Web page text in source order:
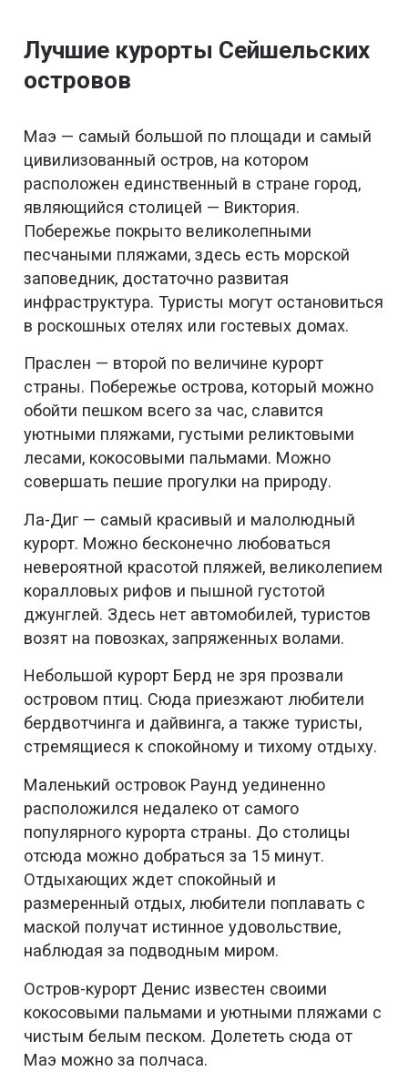
Лучшие курорты Сейшельских
островов
Маэ — самый большой по площади и самый
цивилизованный остров, на котором
расположен единственный в стране город,
являющийся столицей — Виктория.
Побережье покрыто великолепными
песчаными пляжами, здесь есть морской
заповедник, достаточно развитая
инфраструктура. Туристы могут остановиться
в роскошных отелях или гостевых домах.
Праслен — второй по величине курорт
страны. Побережье острова, который можно
обойти пешком всего за час, славится
уютными пляжами, густыми реликтовыми
лесами, кокосовыми пальмами. Можно
совершать пешие прогулки на природу.
Ла-Диг — самый красивый и малолюдный
курорт. Можно бесконечно любоваться
невероятной красотой пляжей, великолепием
коралловых рифов и пышной густотой
джунглей. Здесь нет автомобилей, туристов
возят на повозках, запряженных волами.
Небольшой курорт Берд не зря прозвали
островом птиц. Сюда приезжают любители
бердвотчинга и дайвинга, а также туристы,
стремящиеся к спокойному и тихому отдыху.
Маленький островок Раунд уединенно
расположился недалеко от самого
популярного курорта страны. До столицы
отсюда можно добраться за 15 минут.
Отдыхающих ждет спокойный и
размеренный отдых, любители поплавать с
маской получат истинное удовольствие,
наблюдая за подводным миром.
Остров-курорт Денис известен своими
кокосовыми пальмами и уютными пляжами с
чистым белым песком. Долететь сюда от
Маэ можно за полчаса.